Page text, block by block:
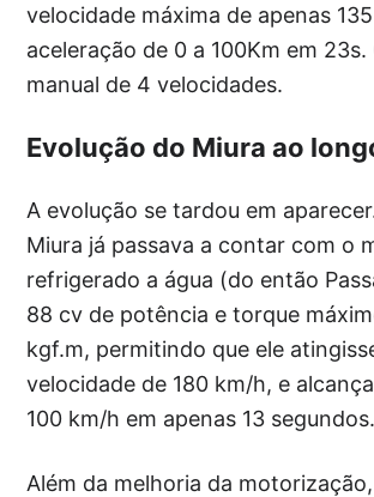
velocidade máxima de apenas
aceleração de 0 a 100Km em
manual de 4 velocidades.
Evolução do Miura ao
A evolução se tardou em
Miura já passava a contar com o
refrigerado a água (do então
88 cv de potência e torque
kgf.m, permitindo que ele
velocidade de 180 km/h, e
100 km/h em apenas 13 segundos.
Além da melhoria da